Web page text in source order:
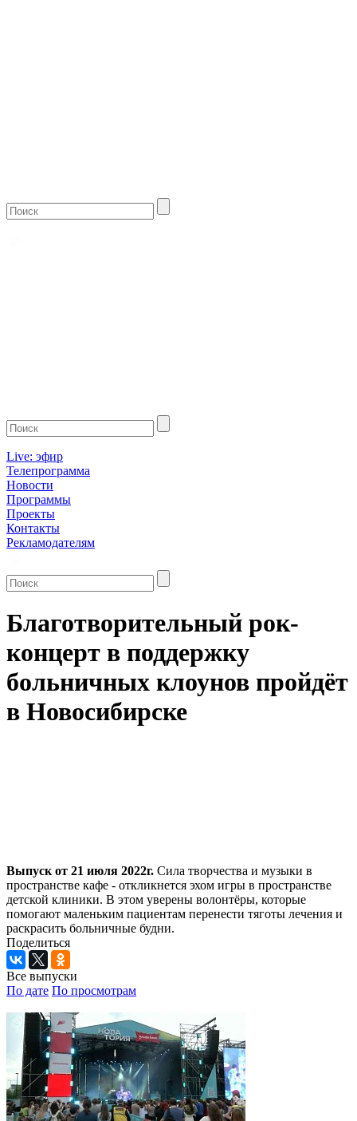
Live: эфир
Телепрограмма
Новости
Программы
Проекты
Контакты
Рекламодателям
Благотворительный рок-
концерт в поддержку
больничных клоунов пройдёт
в Новосибирске
Выпуск от 21 июля 2022г. Сила творчества и музыки в
пространстве кафе - откликнется эхом игры в пространстве
детской клиники. В этом уверены волонтёры, которые
помогают маленьким пациентам перенести тяготы лечения и
раскрасить больничные будни.
Поделиться
Все выпуски
По дате По просмотрам